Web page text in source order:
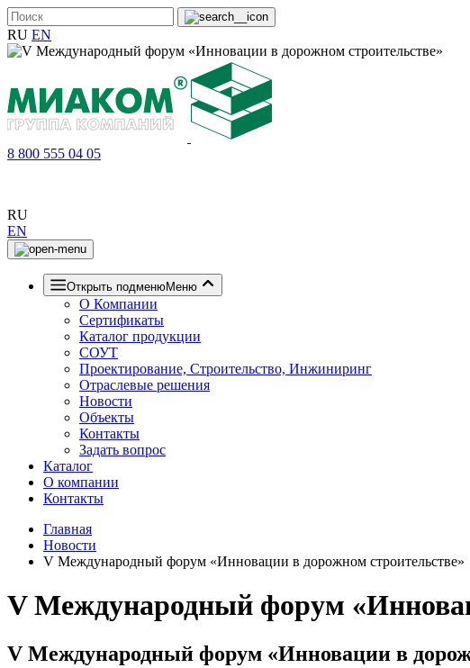
RU EN
8 800 555 04 05
RU
EN
Открыть подменюМеню
О Компании
Сертификаты
Каталог продукции
СОУТ
Проектирование, Строительство, Инжиниринг
Отраслевые решения
Новости
Объекты
Контакты
Задать вопрос
Каталог
О компании
Контакты
Главная
Новости
V Международный форум «Инновации в дорожном строительстве»
V Международный форум
V Международный форум «Инновации в